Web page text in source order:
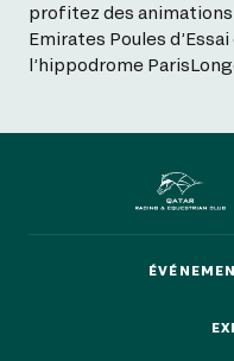
profitez des animations
Emirates Poules
l’hippodrome